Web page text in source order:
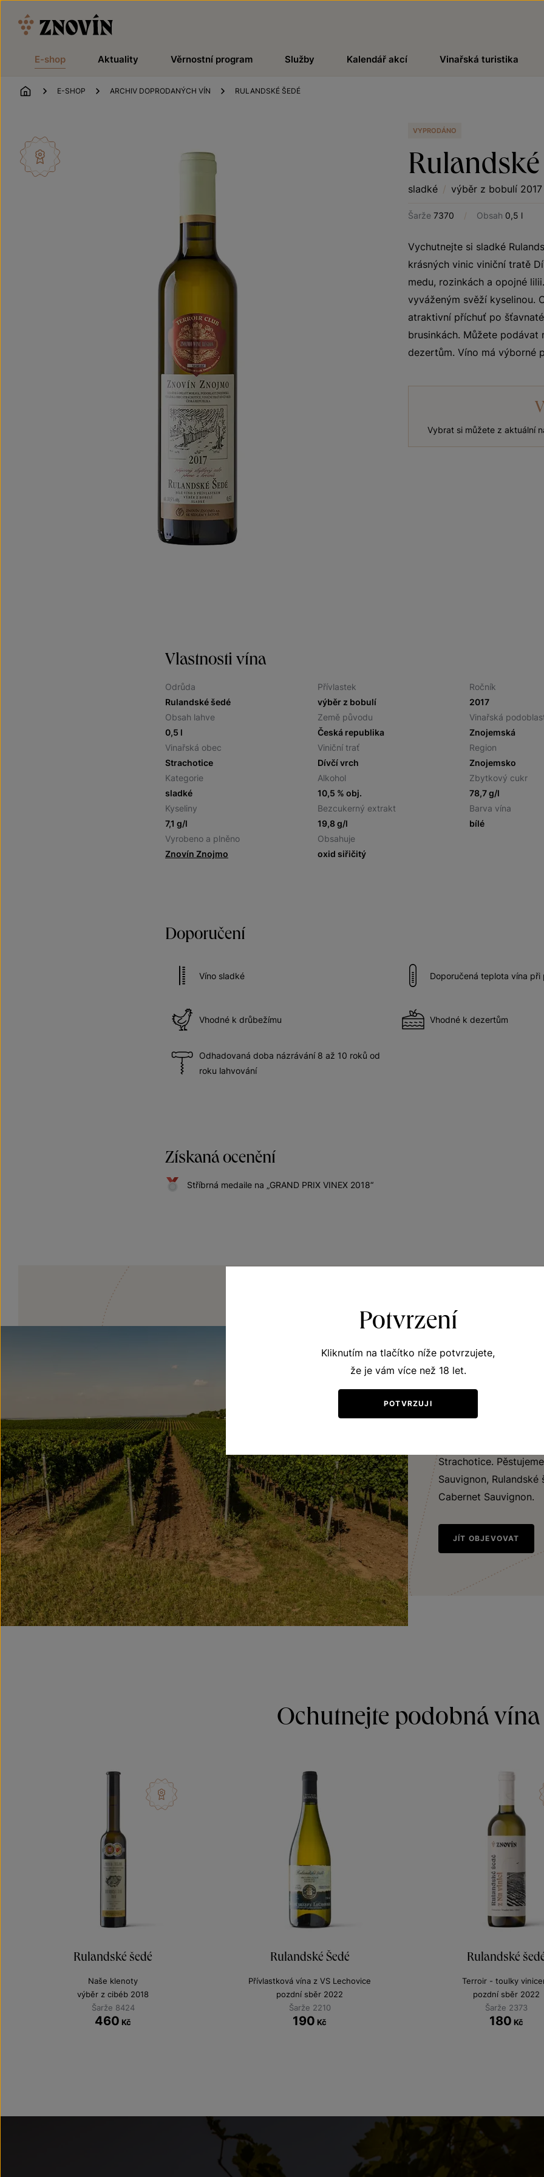
E-shop Aktuality Věrnostní program Služby Kalendář akcí Vinařská turistika
ÚVOD
E-SHOP ARCHIV DOPRODANÝCH VÍN RULANDSKÉ ŠEDÉ
VYPRODÁNO
sladké / výběr z bobulí 2017
Šarže 7370 / Obsah 0,5 l
Vychutnejte si sladké
krásných vinic viniční tratě
medu, rozinkách a opojné
vyváženým svěží kyselinou.
atraktivní příchuť po
brusinkách. Můžete podávat
dezertům. Víno má výborné
Vybrat si můžete z aktuální
Vlastnosti vína
Odrůda
Rulandské šedé
Přívlastek
výběr z bobulí
Ročník
2017
Obsah lahve
0,5 l
Země původu
Česká republika
Vinařská
Znojemská
Vinařská obec
Strachotice
Viniční trať
Dívčí vrch
Region
Znojemsko
Kategorie
sladké
Alkohol
10,5 % obj.
Zbytkový cukr
78,7 g/l
Kyseliny
7,1 g/l
Bezcukerný extrakt
19,8 g/l
Barva vína
bílé
Vyrobeno a plněno
Znovín Znojmo
Obsahuje
oxid siřičitý
Doporučení
Víno sladké Doporučená teplota vína při
Vhodné k drůbežímu Vhodné k dezertům
Odhadovaná doba názrávání 8 až 10 roků od
roku lahvování
Získaná ocenění
Stříbrná medaile na „GRAND PRIX VINEX 2018“
VINIČNÍ TRAŤ
Dívčí vrch
V blízkosti
Strachotice.
Sauvignon,
Cabernet Sauvignon.
JÍT OBJEVOVAT
Ochutnejte podobná vína
Rulandské šedé
Naše klenoty
výběr z cibéb 2018
Šarže 8424
460 Kč
Rulandské Šedé
Přívlastková vína z VS Lechovice
pozdní sběr 2022
Šarže 2210
190 Kč
Rulandské
Terroir - toulky
pozdní sběr 2022
Šarže 2373
180 Kč
Potvrzení
Kliknutím na tlačítko níže potvrzujete,
že je vám více než 18 let.
POTVRZUJI